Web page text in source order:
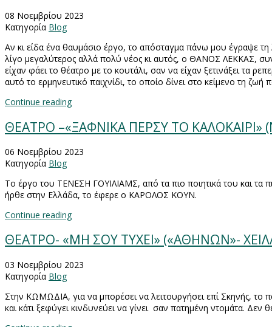
08 Νοεμβρίου 2023
Κατηγορία Blog
Αν κι είδα ένα θαυμάσιο έργο, το απόσταγμα πάνω μου έγραψε
λίγο μεγαλύτερος αλλά πολύ νέος κι αυτός, ο ΘΑΝΟΣ ΛΕΚΚΑΣ,
είχαν φάει το θέατρο με το κουτάλι, σαν να είχαν ξετινάξει τα
αυτό το ερμηνευτικό παιχνίδι, το οποίο δίνει στο κείμενο τη
Continue reading
ΘΕΑΤΡΟ –«ΞΑΦΝΙΚΑ ΠΕΡΣΥ ΤΟ
06 Νοεμβρίου 2023
Κατηγορία Blog
To έργο του ΤΕΝΕΣΗ ΓΟΥΙΛΙΑΜΣ, από τα πιο ποιητικά του και τα
ήρθε στην Ελλάδα, το έφερε ο ΚΑΡΟΛΟΣ ΚΟΥΝ.
Continue reading
ΘΕΑΤΡΟ- «ΜΗ ΣΟΥ ΤΥΧΕΙ» («ΑΘΗΝΩΝ»-
03 Νοεμβρίου 2023
Κατηγορία Blog
Στην ΚΩΜΩΔΙΑ, για να μπορέσει να λειτουργήσει επί Σκηνής, το
και κάτι ξεφύγει κινδυνεύει να γίνει σαν πατημένη ντομάτα. Δεν